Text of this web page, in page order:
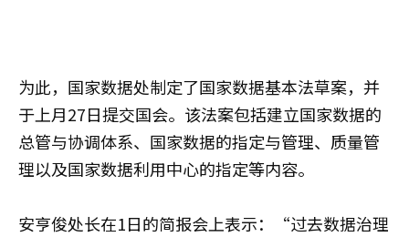
为此，国家数据处制定了国家数据基本法草案，并
于上月27日提交国会。该法案包括建立国家数据的
总管与协调体系、国家数据的指定与管理、质量管
理以及国家数据利用中心的指定等内容。
安亨俊处长在1日的简报会上表示：“过去数据治理